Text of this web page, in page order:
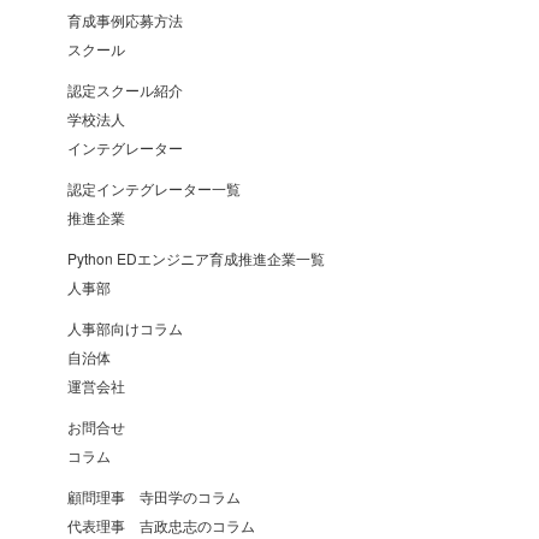
育成事例応募方法
スクール
認定スクール紹介
学校法人
インテグレーター
認定インテグレーター一覧
推進企業
Python EDエンジニア育成推進企業一覧
人事部
人事部向けコラム
自治体
運営会社
お問合せ
コラム
顧問理事 寺田学のコラム
代表理事 吉政忠志のコラム